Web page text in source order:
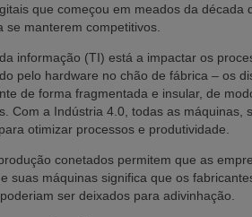
que começou em meados da
se manterem competitivos.
informação (TI) está a impactar os
pelo hardware no chão de fábrica – os
de forma fragmentada e insular, de
Com a Indústria 4.0, todas as
otimizar processos e produtividade.
conetados permitem que as
suas máquinas significa que os
ser deixados para adivinhação.